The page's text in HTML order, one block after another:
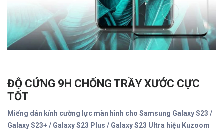
ĐỘ CỨNG 9H CHỐNG TRẦY XƯỚC CỰC
TỐT
Miếng dán kính cường lực màn hình cho Samsung Galaxy S23 /
Galaxy S23+ / Galaxy S23 Plus / Galaxy S23 Ultra hiệu Kuzoom